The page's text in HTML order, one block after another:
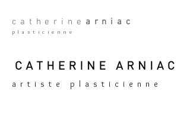
catherine arniac
plasticienne
artiste plasticienne